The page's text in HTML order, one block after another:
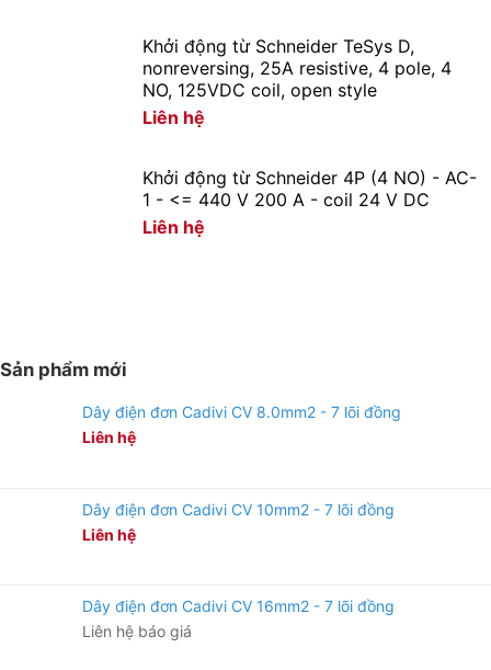
Khởi động từ Schneider TeSys D,
nonreversing, 25A resistive, 4 pole, 4
NO, 125VDC coil, open style
Liên hệ
Khởi động từ Schneider 4P (4 NO) - AC-
1 - <= 440 V 200 A - coil 24 V DC
Liên hệ
Sản phẩm mới
Dây điện đơn Cadivi CV 8.0mm2 - 7 lõi đồng
Liên hệ
Dây điện đơn Cadivi CV 10mm2 - 7 lõi đồng
Liên hệ
Dây điện đơn Cadivi CV 16mm2 - 7 lõi đồng
Liên hệ báo giá